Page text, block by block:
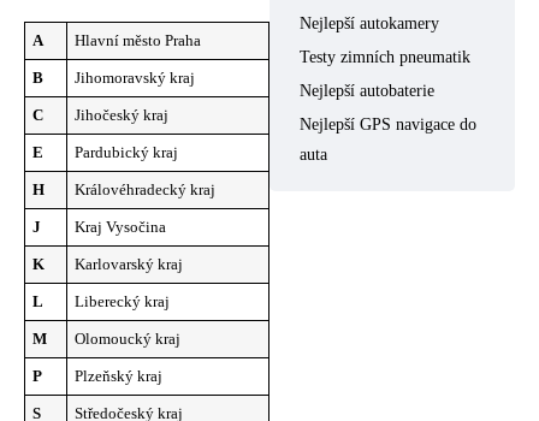
A Hlavní město Praha
B Jihomoravský kraj
C Jihočeský kraj
E Pardubický kraj
H Královéhradecký kraj
J Kraj Vysočina
K Karlovarský kraj
L Liberecký kraj
M Olomoucký kraj
P Plzeňský kraj
S Středočeský kraj
Nejlepší autokamery
Testy zimních pneumatik
Nejlepší autobaterie
Nejlepší GPS navigace do
auta